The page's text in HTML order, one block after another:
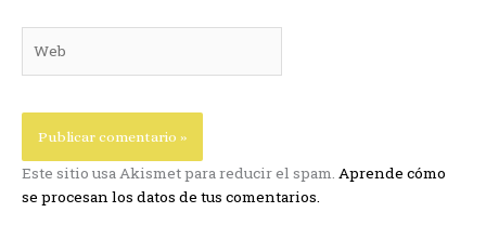
Este sitio usa Akismet para reducir el spam. Aprende cómo
se procesan los datos de tus comentarios.